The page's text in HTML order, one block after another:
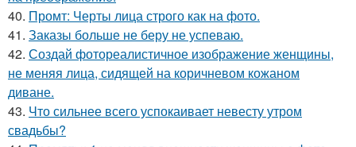
40. Промт: Черты лица строго как на фото.
41. Заказы больше не беру не успеваю.
42. Создай фотореалистичное изображение женщины,
не меняя лица, сидящей на коричневом кожаном
диване.
43. Что сильнее всего успокаивает невесту утром
свадьбы?